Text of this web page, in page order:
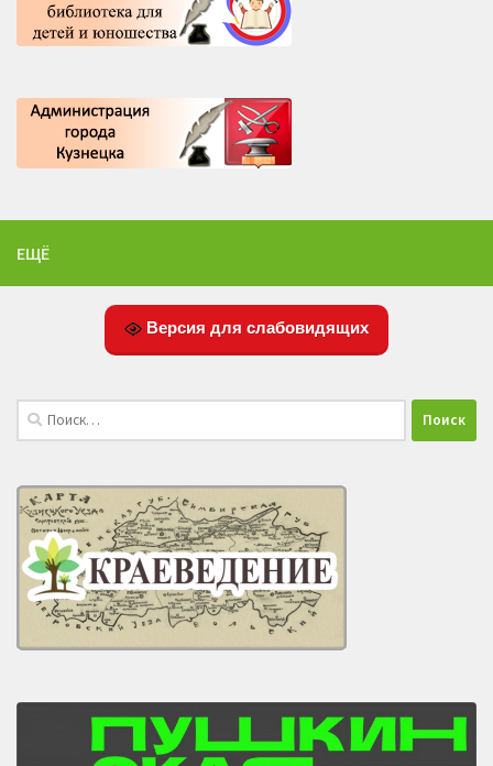
ЕЩЁ
Версия для слабовидящих
Найти: